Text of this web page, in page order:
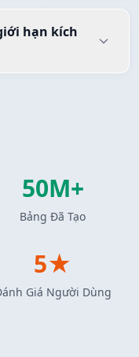
hạn kích
50M+
Bảng Đã Tạo
5★
Giá Người Dùng